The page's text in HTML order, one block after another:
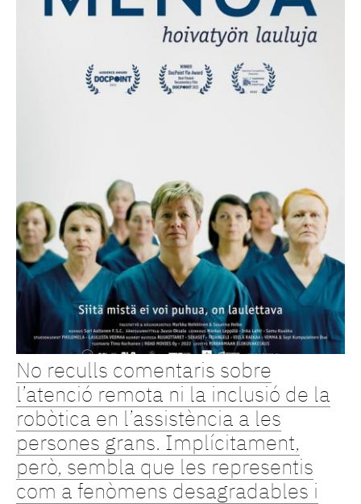
No reculls comentaris sobre
l’atenció remota ni la inclusió de la
robòtica en l’assistència a les
persones grans. Implícitament,
però, sembla que les representis
com a fenòmens desagradables i